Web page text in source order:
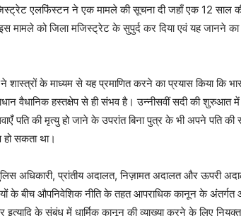
एलफिंस्टन ने एक मामले की सूचना दी जहाँ एक 12 साल
को जिला मजिस्ट्रेट के सुपुर्द कर दिया एवं यह जानने का
के माध्यम से यह प्रमाणित करने का प्रयास किया कि
वैधानिक हस्तक्षेप से ही संभव है। उन्नीसवीं सदी की शुरुआत
पति की मृत्यु हो जाने के उपरांत बिना पुत्र के भी अपने पति
हो सकता था।
अधिकारी, प्रांतीय अदालत, निज़ामत अदालत और ऊपरी
के बीच औपनिवेशिक नीति के तहत आपराधिक कानून के अंतर्गत
इत्यादि के संबंध में धार्मिक कानून की व्याख्या करने के लिए